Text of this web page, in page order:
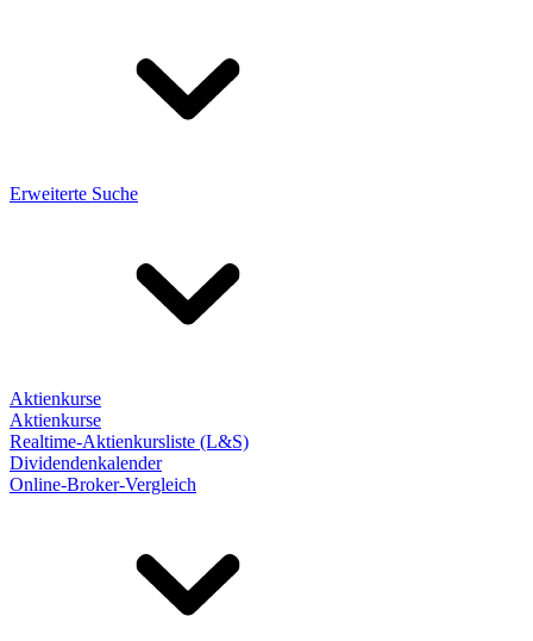
Erweiterte Suche
Aktienkurse
Aktienkurse
Realtime-Aktienkursliste (L&S)
Dividendenkalender
Online-Broker-Vergleich